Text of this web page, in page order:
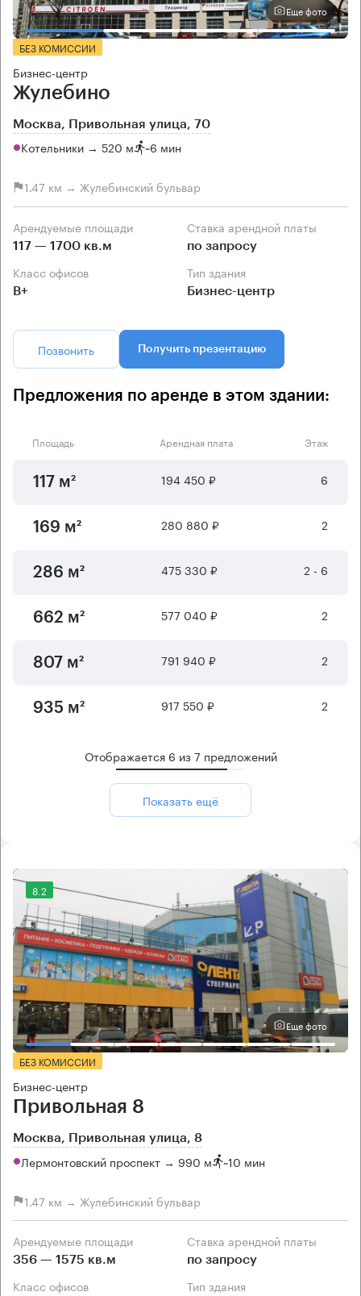
Еще фото
БЕЗ КОМИССИИ
Бизнес-центр
Жулебино
Москва, Привольная улица, 70
Котельники → 520 м ~6 мин
1.47 км → Жулебинский бульвар
Арендуемые площади
117 — 1700 кв.м
Ставка арендной платы
по запросу
Класс офисов
B+
Тип здания
Бизнес-центр
Позвонить Получить презентацию
Предложения по аренде в этом здании:
Площадь Арендная плата Этаж
117 м² 194 450 ₽ 6
169 м² 280 880 ₽ 2
286 м² 475 330 ₽ 2 - 6
662 м² 577 040 ₽ 2
807 м² 791 940 ₽ 2
935 м² 917 550 ₽ 2
Отображается 6 из7 предложений
Показать ещё
8.2
Еще фото
БЕЗ КОМИССИИ
Бизнес-центр
Привольная 8
Москва, Привольная улица, 8
Лермонтовский проспект → 990 м ~10 мин
1.47 км → Жулебинский бульвар
Арендуемые площади
356 — 1575 кв.м
Ставка арендной платы
по запросу
Класс офисов Тип здания